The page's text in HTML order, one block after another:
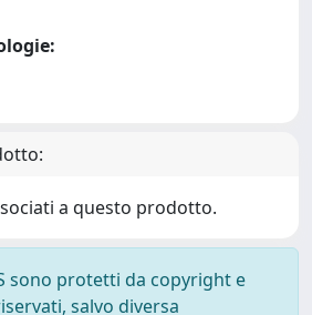
a questo prodotto.
sono protetti da copyright e
salvo diversa